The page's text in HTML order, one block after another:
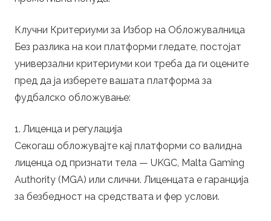
Клучни Критериуми за Избор на Обложувалница
Без разлика на кои платформи гледате, постојат
универзални критериуми кои треба да ги оцените
пред да ја изберете вашата платформа за
фудбалско обложување:
1. Лиценца и регулација
Секогаш обложувајте кај платформи со валидна
лиценца од признати тела — UKGC, Malta Gaming
Authority (MGA) или слични. Лиценцата е гаранција
за безбедност на средствата и фер услови.